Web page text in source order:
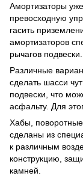
Амортизаторы
превосходную
гасить
амортизаторов
рычагов подвески.
Различные
сделать шасси
подвески, что
асфальту. Для
Хабы, поворотные
сделаны из
к различным
конструкцию,
камней.